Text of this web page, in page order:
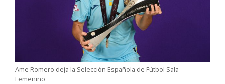
Ame Romero deja la Selección Española de Fútbol Sala
Femenino